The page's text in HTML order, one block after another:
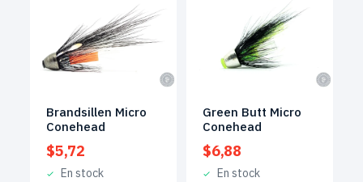
Brandsillen Micro
Conehead
$5,72
En stock
Green Butt Micro
Conehead
$6,88
En stock